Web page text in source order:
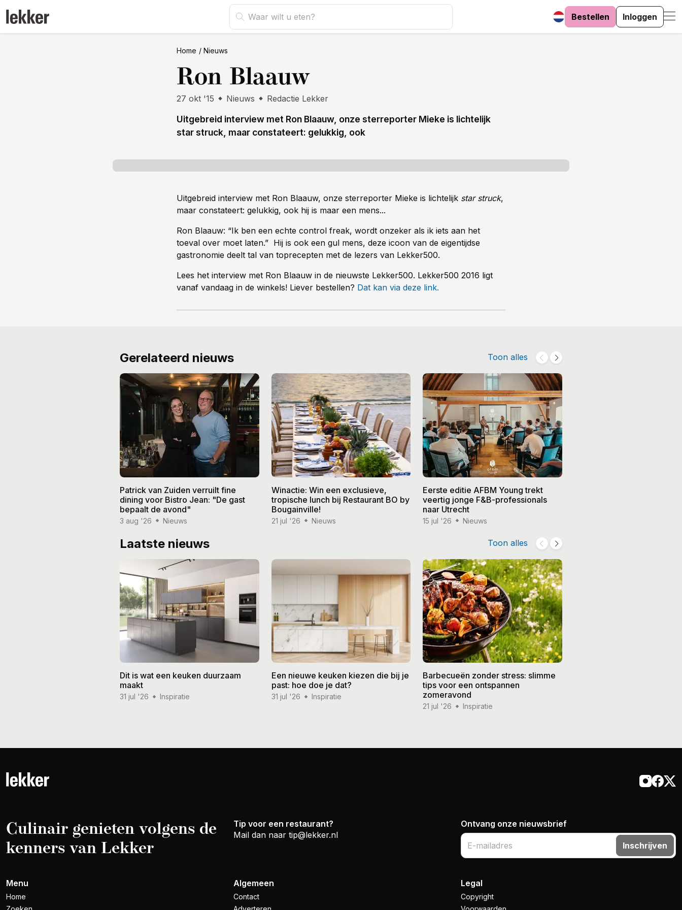
Bestellen Inloggen
Home Nieuws
Ron Blaauw
27 okt '15 Nieuws Redactie Lekker
Uitgebreid interview met Ron Blaauw, onze sterreporter Mieke is lichtelijk
star struck, maar constateert: gelukkig, ook
Uitgebreid interview met Ron Blaauw, onze sterreporter Mieke is lichtelijk star struck,
maar constateert: gelukkig, ook hij is maar een mens...
Ron Blaauw: “Ik ben een echte control freak, wordt onzeker als ik iets aan het
toeval over moet laten.” Hij is ook een gul mens, deze icoon van de eigentijdse
gastronomie deelt tal van toprecepten met de lezers van Lekker500.
Lees het interview met Ron Blaauw in de nieuwste Lekker500. Lekker500 2016 ligt
vanaf vandaag in de winkels! Liever bestellen? Dat kan via deze link.
Gerelateerd nieuws Toon alles
Patrick van Zuiden verruilt fine
dining voor Bistro Jean: "De gast
bepaalt de avond"
3 aug '26 Nieuws
Winactie: Win een exclusieve,
tropische lunch bij Restaurant BO by
Bougainville!
21 jul '26 Nieuws
Eerste editie AFBM Young trekt
veertig jonge F&B-professionals
naar Utrecht
15 jul '26 Nieuws
Laatste nieuws Toon alles
Dit is wat een keuken duurzaam
maakt
31 jul '26 Inspiratie
Een nieuwe keuken kiezen die bij je
past: hoe doe je dat?
31 jul '26 Inspiratie
Barbecueën zonder stress: slimme
tips voor een ontspannen
zomeravond
21 jul '26 Inspiratie
Culinair genieten volgens de
kenners van Lekker
Tip voor een restaurant?
Mail dan naar tip@lekker.nl
Ontvang onze nieuwsbrief
Inschrijven
Menu
Home
Algemeen
Contact
Legal
Copyright